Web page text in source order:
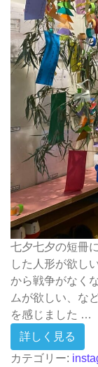
七夕七夕の短冊
した人形が欲し
から戦争がなく
ムが欲しい、な
を感じました …
詳しく見る
カテゴリー: